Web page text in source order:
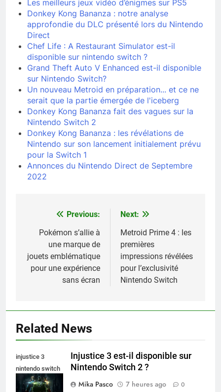
Les meilleurs jeux vidéo d’énigmes sur PS5
Donkey Kong Bananza : notre analyse
approfondie du DLC présenté lors du Nintendo
Direct
Chef Life : A Restaurant Simulator est-il
disponible sur nintendo switch ?
Grand Theft Auto V Enhanced est-il disponible
sur Nintendo Switch?
Un nouveau Metroid en préparation... et ce ne
serait que la partie émergée de l'iceberg
Donkey Kong Bananza fait des vagues sur la
Nintendo Switch 2
Donkey Kong Bananza : les révélations de
Nintendo sur son lancement initialement prévu
pour la Switch 1
Annonces du Nintendo Direct de Septembre
2022
Navigation
l’article
Previous:
Pokémon s’allie à
une marque de
jouets emblématique
pour une expérience
sans écran
Next:
Metroid Prime 4 : les
premières
impressions révélées
pour l’exclusivité
Nintendo Switch
Related News
injustice 3
nintendo switch
Injustice 3 est-il disponible sur
Nintendo Switch 2 ?
Mika Pasco
7 heures ago 0